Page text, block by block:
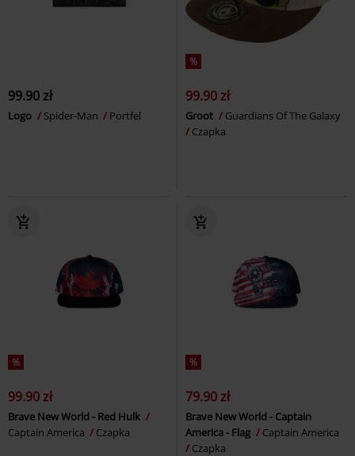
99.90 zł
Logo Spider-Man Portfel
%
99.90 zł
Groot
Guardians Of The Galaxy
Czapka
%
99.90 zł
Brave New World - Red Hulk
Captain America
Czapka
%
79.90 zł
Brave New World - Captain
America - Flag
Captain America
Czapka